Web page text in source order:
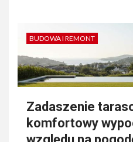
BUDOWA I REMONT
Zadaszenie
komfortowy